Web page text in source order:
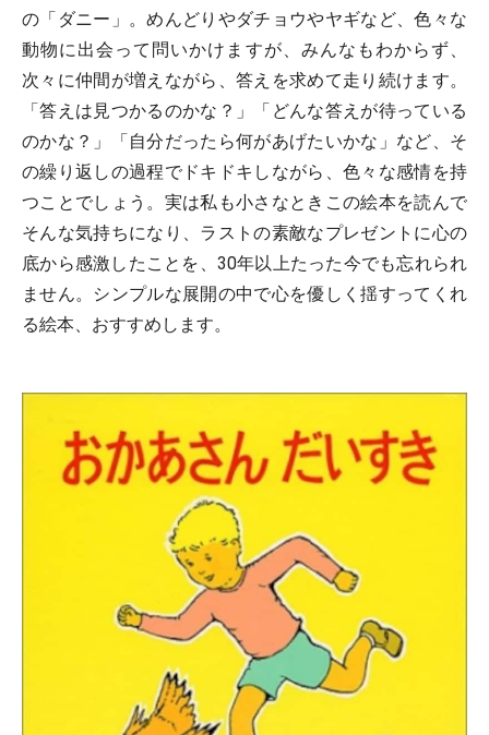
の「ダニー」。めんどりやダチョウやヤギなど、色々な
動物に出会って問いかけますが、みんなもわからず、
次々に仲間が増えながら、答えを求めて走り続けます。
「答えは見つかるのかな？」「どんな答えが待っている
のかな？」「自分だったら何があげたいかな」など、そ
の繰り返しの過程でドキドキしながら、色々な感情を持
つことでしょう。実は私も小さなときこの絵本を読んで
そんな気持ちになり、ラストの素敵なプレゼントに心の
底から感激したことを、30年以上たった今でも忘れられ
ません。シンプルな展開の中で心を優しく揺すってくれ
る絵本、おすすめします。